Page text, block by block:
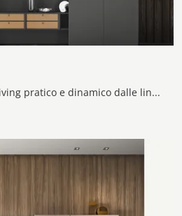
Se vuoi completare un living pratico e dinamico dalle linee moderne, ti offriamo la parete attrezzata Day Collection 09 Alf Da Frè.